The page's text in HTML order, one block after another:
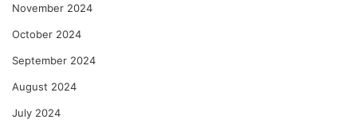
November 2024
October 2024
September 2024
August 2024
July 2024